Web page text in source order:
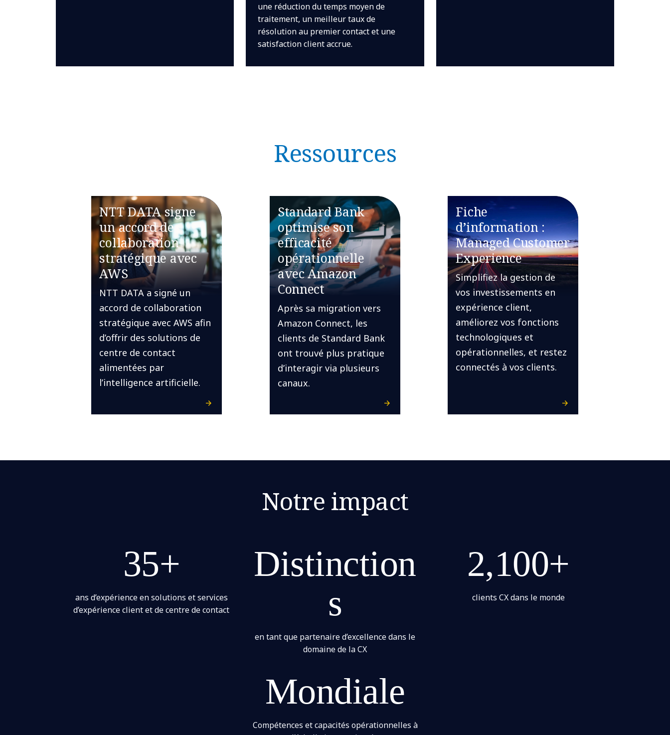
une réduction du temps moyen de
traitement, un meilleur taux de
résolution au premier contact et une
satisfaction client accrue.
Ressources
NTT DATA signe
un accord de
collaboration
stratégique avec
AWS
NTT DATA a signé un
accord de collaboration
stratégique avec AWS afin
d’offrir des solutions de
centre de contact
alimentées par
l’intelligence artificielle.
Standard Bank
optimise son
efficacité
opérationnelle
avec Amazon
Connect
Après sa migration vers
Amazon Connect, les
clients de Standard Bank
ont trouvé plus pratique
d’interagir via plusieurs
canaux.
Fiche
d’information :
Managed Customer
Experience
Simplifiez la gestion de
vos investissements en
expérience client,
améliorez vos fonctions
technologiques et
opérationnelles, et restez
connectés à vos clients.
Notre impact
35+
ans d’expérience en solutions et services
d’expérience client et de centre de contact
Distinction
s
en tant que partenaire d’excellence dans le
domaine de la CX
2,100+
clients CX dans le monde
Mondiale
Compétences et capacités opérationnelles à